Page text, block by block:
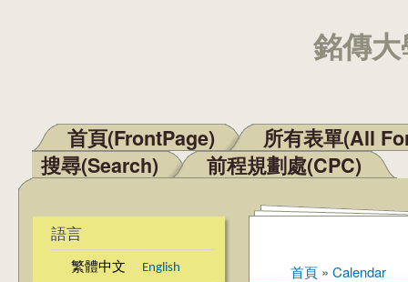
銘傳
主選單
首頁(FrontPage)
所有表單(All
搜尋(Search)
前程規劃處(CPC)
語言
繁體中文 English 首頁 » Calendar